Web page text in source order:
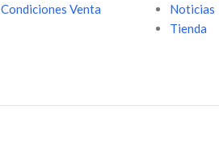
Condiciones Venta
Noticias
Tienda